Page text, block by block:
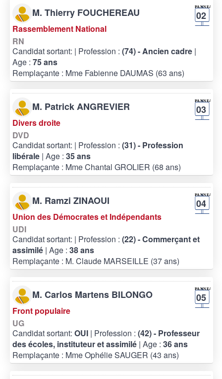
M. Thierry FOUCHEREAU 02
Rassemblement National
RN
Candidat sortant: | Profession : (74) - Ancien cadre |
Age : 75 ans
Remplaçante : Mme Fabienne DAUMAS (63 ans)
M. Patrick ANGREVIER 03
Divers droite
DVD
Candidat sortant: | Profession : (31) - Profession
libérale | Age : 35 ans
Remplaçante : Mme Chantal GROLIER (68 ans)
M. Ramzi ZINAOUI 04
Union des Démocrates et Indépendants
UDI
Candidat sortant: | Profession : (22) - Commerçant et
assimilé | Age : 38 ans
Remplaçante : M. Claude MARSEILLE (37 ans)
M. Carlos Martens BILONGO 05
Front populaire
UG
Candidat sortant: OUI | Profession : (42) - Professeur
des écoles, instituteur et assimilé | Age : 36 ans
Remplaçante : Mme Ophélie SAUGER (43 ans)